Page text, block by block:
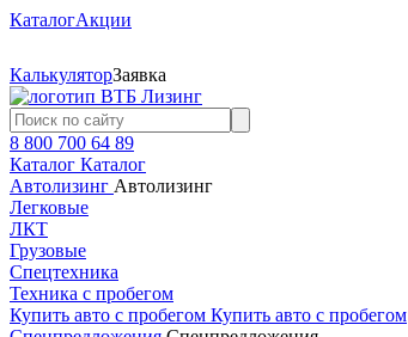
КаталогАкции
КалькуляторЗаявка
8 800 700 64 89
Каталог Каталог
Автолизинг Автолизинг
Легковые
ЛКТ
Грузовые
Спецтехника
Техника с пробегом
Купить авто с пробегом Купить авто с пробегом